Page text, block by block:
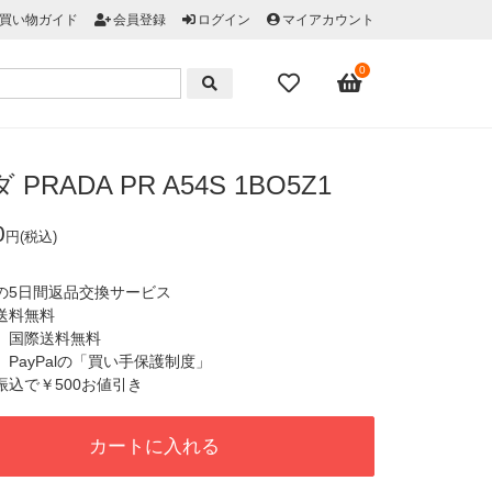
い物ガイド 会員登録 ログイン マイアカウント
0
PRADA PR A54S 1BO5Z1
円(税込)
5日間返品交換サービス
料無料
国際送料無料
の「買い手保護制度」
込で￥500お値引き
カートに入れる